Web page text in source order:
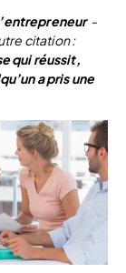
-
citation :
qui réussit,
a pris une